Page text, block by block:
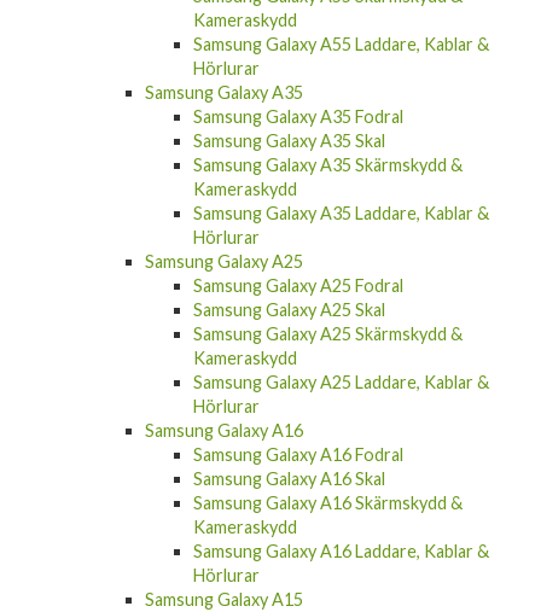
Samsung Galaxy A55 Laddare, Kablar &
Hörlurar
Samsung Galaxy A35
Samsung Galaxy A35 Fodral
Samsung Galaxy A35 Skal
Samsung Galaxy A35 Skärmskydd &
Kameraskydd
Samsung Galaxy A35 Laddare, Kablar &
Hörlurar
Samsung Galaxy A25
Samsung Galaxy A25 Fodral
Samsung Galaxy A25 Skal
Samsung Galaxy A25 Skärmskydd &
Kameraskydd
Samsung Galaxy A25 Laddare, Kablar &
Hörlurar
Samsung Galaxy A16
Samsung Galaxy A16 Fodral
Samsung Galaxy A16 Skal
Samsung Galaxy A16 Skärmskydd &
Kameraskydd
Samsung Galaxy A16 Laddare, Kablar &
Hörlurar
Samsung Galaxy A15
Samsung Galaxy A15 Skal